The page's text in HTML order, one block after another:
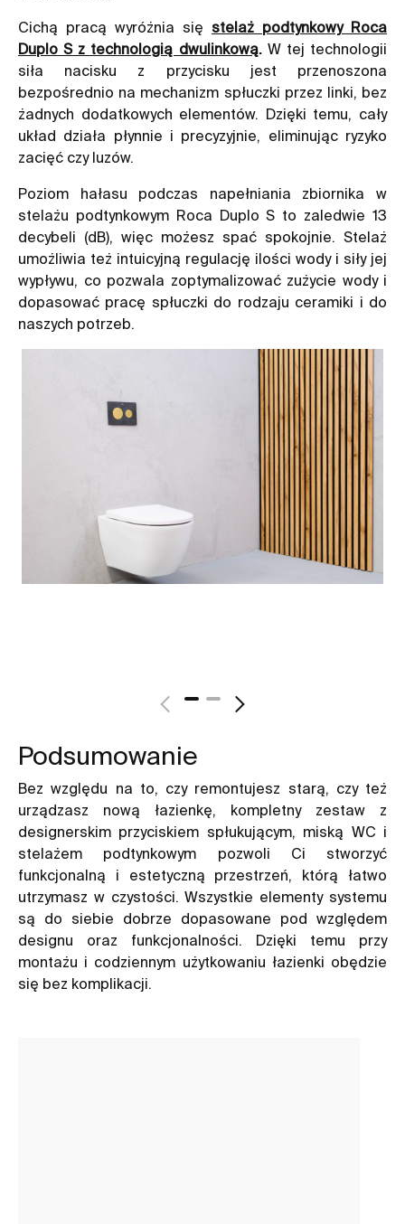
Cichą pracą wyróżnia się stelaż podtynkowy Roca
Duplo S z technologią dwulinkową. W tej technologii
siła nacisku z przycisku jest przenoszona
bezpośrednio na mechanizm spłuczki przez linki, bez
żadnych dodatkowych elementów. Dzięki temu, cały
układ działa płynnie i precyzyjnie, eliminując ryzyko
zacięć czy luzów.
Poziom hałasu podczas napełniania zbiornika w
stelażu podtynkowym Roca Duplo S to zaledwie 13
decybeli (dB), więc możesz spać spokojnie. Stelaż
umożliwia też intuicyjną regulację ilości wody i siły jej
wypływu, co pozwala zoptymalizować zużycie wody i
dopasować pracę spłuczki do rodzaju ceramiki i do
naszych potrzeb.
Podsumowanie
Bez względu na to, czy remontujesz starą, czy też
urządzasz nową łazienkę, kompletny zestaw z
designerskim przyciskiem spłukującym, miską WC i
stelażem podtynkowym pozwoli Ci stworzyć
funkcjonalną i estetyczną przestrzeń, którą łatwo
utrzymasz w czystości. Wszystkie elementy systemu
są do siebie dobrze dopasowane pod względem
designu oraz funkcjonalności. Dzięki temu przy
montażu i codziennym użytkowaniu łazienki obędzie
się bez komplikacji.